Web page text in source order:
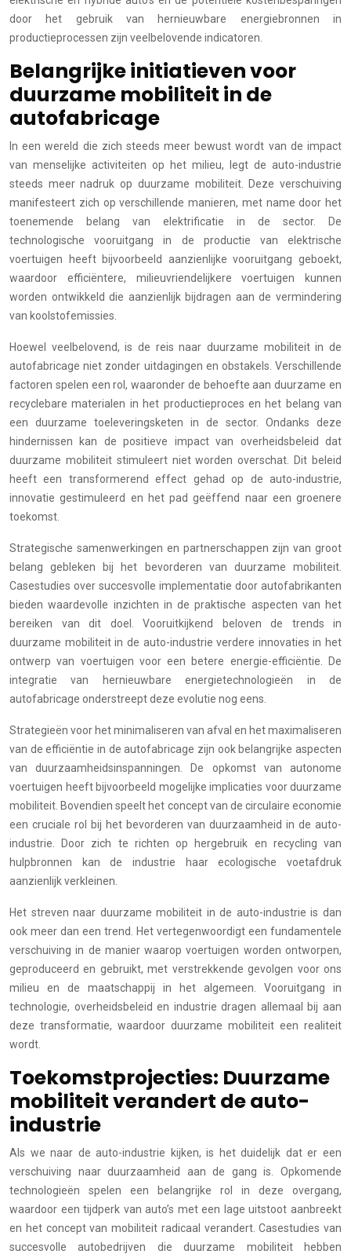
door het gebruik van hernieuwbare energiebronnen in
productieprocessen zijn veelbelovende indicatoren.
Belangrijke initiatieven voor
duurzame mobiliteit in de
autofabricage
In een wereld die zich steeds meer bewust wordt van de impact
van menselijke activiteiten op het milieu, legt de auto-industrie
steeds meer nadruk op duurzame mobiliteit. Deze verschuiving
manifesteert zich op verschillende manieren, met name door het
toenemende belang van elektrificatie in de sector. De
technologische vooruitgang in de productie van elektrische
voertuigen heeft bijvoorbeeld aanzienlijke vooruitgang geboekt,
waardoor efficiëntere, milieuvriendelijkere voertuigen kunnen
worden ontwikkeld die aanzienlijk bijdragen aan de vermindering
van koolstofemissies.
Hoewel veelbelovend, is de reis naar duurzame mobiliteit in de
autofabricage niet zonder uitdagingen en obstakels. Verschillende
factoren spelen een rol, waaronder de behoefte aan duurzame en
recyclebare materialen in het productieproces en het belang van
een duurzame toeleveringsketen in de sector. Ondanks deze
hindernissen kan de positieve impact van overheidsbeleid dat
duurzame mobiliteit stimuleert niet worden overschat. Dit beleid
heeft een transformerend effect gehad op de auto-industrie,
innovatie gestimuleerd en het pad geëffend naar een groenere
toekomst.
Strategische samenwerkingen en partnerschappen zijn van groot
belang gebleken bij het bevorderen van duurzame mobiliteit.
Casestudies over succesvolle implementatie door autofabrikanten
bieden waardevolle inzichten in de praktische aspecten van het
bereiken van dit doel. Vooruitkijkend beloven de trends in
duurzame mobiliteit in de auto-industrie verdere innovaties in het
ontwerp van voertuigen voor een betere energie-efficiëntie. De
integratie van hernieuwbare energietechnologieën in de
autofabricage onderstreept deze evolutie nog eens.
Strategieën voor het minimaliseren van afval en het maximaliseren
van de efficiëntie in de autofabricage zijn ook belangrijke aspecten
van duurzaamheidsinspanningen. De opkomst van autonome
voertuigen heeft bijvoorbeeld mogelijke implicaties voor duurzame
mobiliteit. Bovendien speelt het concept van de circulaire economie
een cruciale rol bij het bevorderen van duurzaamheid in de auto-
industrie. Door zich te richten op hergebruik en recycling van
hulpbronnen kan de industrie haar ecologische voetafdruk
aanzienlijk verkleinen.
Het streven naar duurzame mobiliteit in de auto-industrie is dan
ook meer dan een trend. Het vertegenwoordigt een fundamentele
verschuiving in de manier waarop voertuigen worden ontworpen,
geproduceerd en gebruikt, met verstrekkende gevolgen voor ons
milieu en de maatschappij in het algemeen. Vooruitgang in
technologie, overheidsbeleid en industrie dragen allemaal bij aan
deze transformatie, waardoor duurzame mobiliteit een realiteit
wordt.
Toekomstprojecties: Duurzame
mobiliteit verandert de auto-
industrie
Als we naar de auto-industrie kijken, is het duidelijk dat er een
verschuiving naar duurzaamheid aan de gang is. Opkomende
technologieën spelen een belangrijke rol in deze overgang,
waardoor een tijdperk van auto’s met een lage uitstoot aanbreekt
en het concept van mobiliteit radicaal verandert. Casestudies van
succesvolle autobedrijven die duurzame mobiliteit hebben